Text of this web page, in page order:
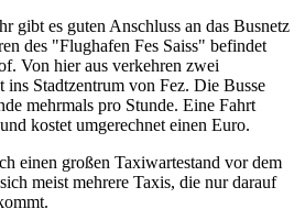
gibt es guten Anschluss an das Busnetz
des "Flughafen Fes Saiss" befindet
Von hier aus verkehren zwei
Stadtzentrum von Fez. Die Busse
mehrmals pro Stunde. Eine Fahrt
kostet umgerechnet einen Euro.
einen großen Taxiwartestand vor dem
meist mehrere Taxis, die nur darauf